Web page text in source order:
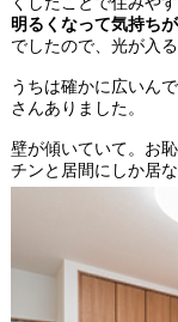
明るくなって気持ち
でしたので、光が入
うちは確かに広いん
さんありました。
壁が傾いていて。お
チンと居間にしか居